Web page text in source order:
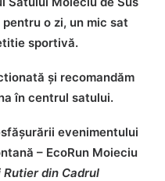
o zi, un mic sat
sportivă.
și recomandăm
în centrul satului.
evenimentului
– EcoRun Moieciu
din Cadrul